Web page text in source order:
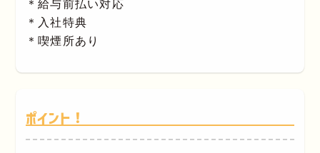
＊給与前払い対応
＊入社特典
＊喫煙所あり
ポイント！